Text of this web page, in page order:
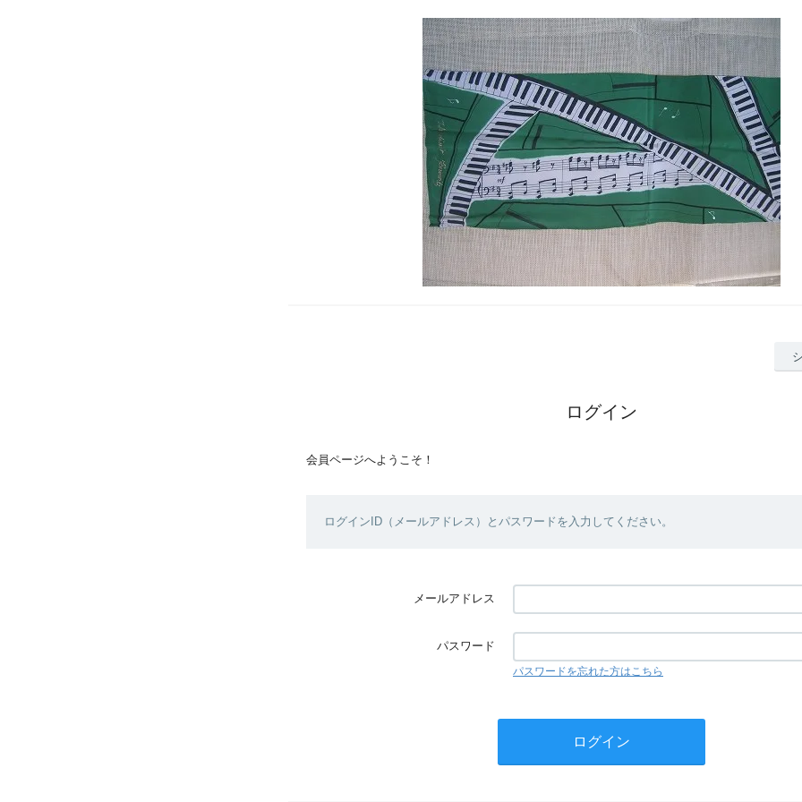
ログイン
会員ページへようこそ！
ログインID（メールアドレス）とパスワードを入力してください。
メールアドレス
パスワード
パスワードを忘れた方はこちら